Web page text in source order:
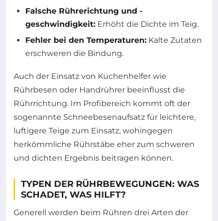
Falsche Rührerichtung und -
geschwindigkeit: Erhöht die Dichte im Teig.
Fehler bei den Temperaturen: Kalte Zutaten
erschweren die Bindung.
Auch der Einsatz von Küchenhelfer wie
Rührbesen oder Handrührer beeinflusst die
Rührrichtung. Im Profibereich kommt oft der
sogenannte Schneebesenaufsatz für leichtere,
luftigere Teige zum Einsatz, wohingegen
herkömmliche Rührstäbe eher zum schweren
und dichten Ergebnis beitragen können.
TYPEN DER RÜHRBEWEGUNGEN: WAS
SCHADET, WAS HILFT?
Generell werden beim Rühren drei Arten der